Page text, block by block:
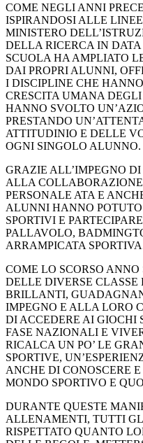
COME NEGLI ANNI
ISPIRANDOSI ALLE
MINISTERO
DELLA RICERCA IN DATA
SCUOLA HA AMPLIATO
DAI PROPRI ALUNNI,
I DISCIPLINE CHE
CRESCITA UMANA
HANNO SVOLTO
PRESTANDO
ATTITUDINIO E DELLE
OGNI SINGOLO ALUNNO.
GRAZIE ALL’IMPEGNO
ALLA
PERSONALE ATA E
ALUNNI HANNO POTUTO
SPORTIVI E
PALLAVOLO,
ARRAMPICATA
COME LO SCORSO
DELLE DIVERSE
BRILLANTI,
IMPEGNO E ALLA LORO
DI ACCEDERE AI GIOCHI
FASE NAZIONALI E
RICALCA UN PO’ LE
SPORTIVE,
ANCHE DI CONOSCERE
MONDO SPORTIVO E
DURANTE QUESTE
ALLENAMENTI, TUTTI
RISPETTATO QUANTO